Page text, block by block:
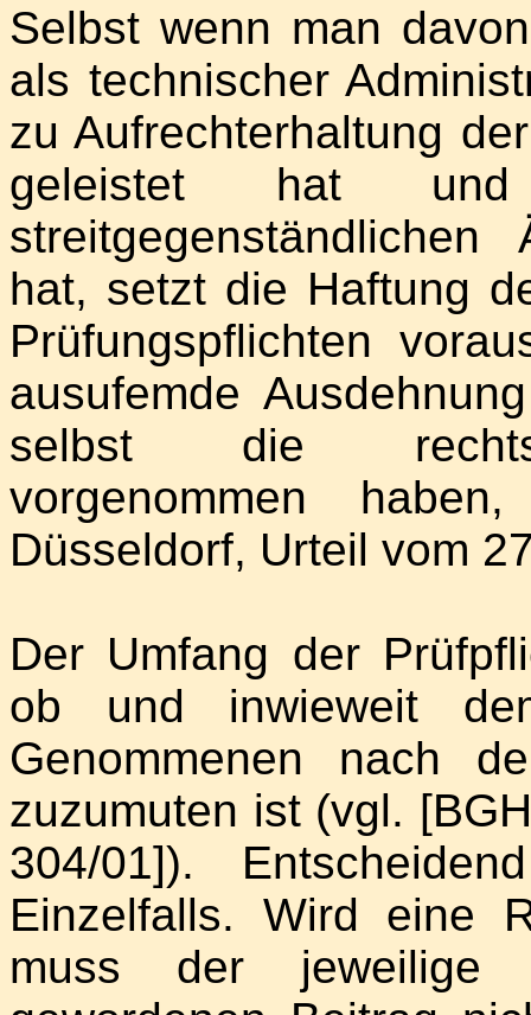
Selbst wenn man
als technischer
zu Aufrechterhaltung
geleistet hat
hat, setzt die Haftung
Prüfungspflichten
ausufemde
selbst die
vorgenommen
Düsseldorf, Urteil vom
Der Umfang der
ob und inwieweit
Genommenen nach
zuzumuten ist (vgl.
304/01]).
Einzelfalls. Wird eine
muss der jeweilige